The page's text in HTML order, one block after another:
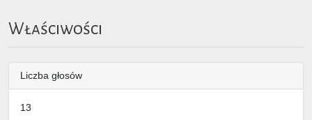
Właściwości
Liczba głosów
13